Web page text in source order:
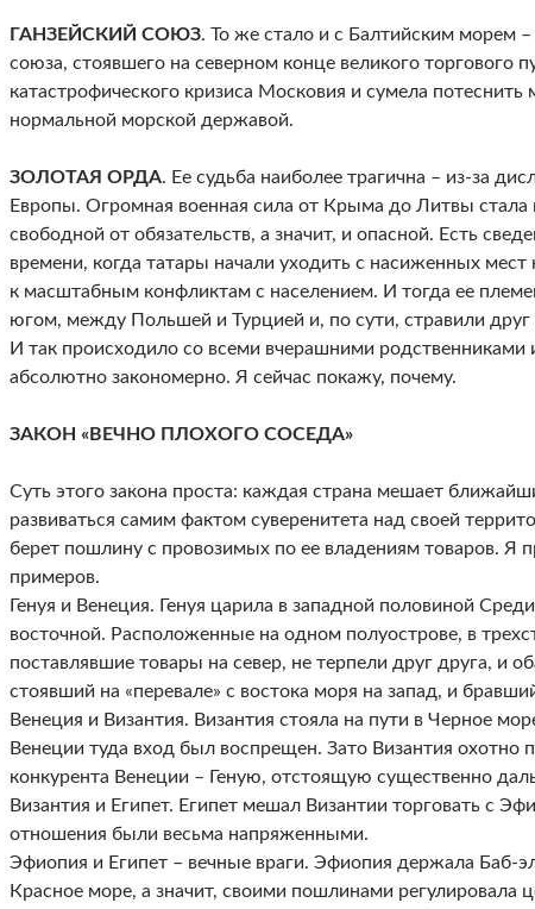
ГАНЗЕЙСКИЙ СОЮЗ. То же стало и с Балтийским морем
союза, стоявшего на северном конце великого торгового
катастрофического кризиса Московия и сумела
нормальной морской державой.
ЗОЛОТАЯ ОРДА. Ее судьба наиболее трагична – из-за
Европы. Огромная военная сила от Крыма до Литвы стала
свободной от обязательств, а значит, и опасной. Есть
времени, когда татары начали уходить с насиженных
к масштабным конфликтам с населением. И тогда ее
югом, между Польшей и Турцией и, по сути, стравили друг
И так происходило со всеми вчерашними родственниками
абсолютно закономерно. Я сейчас покажу, почему.
ЗАКОН «ВЕЧНО ПЛОХОГО СОСЕДА»
Суть этого закона проста: каждая страна мешает
развиваться самим фактом суверенитета над своей
берет пошлину с провозимых по ее владениям товаров. Я
примеров.
Генуя и Венеция. Генуя царила в западной половиной
восточной. Расположенные на одном полуострове, в
поставлявшие товары на север, не терпели друг друга, и
стоявший на «перевале» с востока моря на запад, и
Венеция и Византия. Византия стояла на пути в Черное
Венеции туда вход был воспрещен. Зато Византия охотно
конкурента Венеции – Геную, отстоящую существенно
Византия и Египет. Египет мешал Византии торговать с
отношения были весьма напряженными.
Эфиопия и Египет – вечные враги. Эфиопия держала Баб-
Красное море, а значит, своими пошлинами регулировала